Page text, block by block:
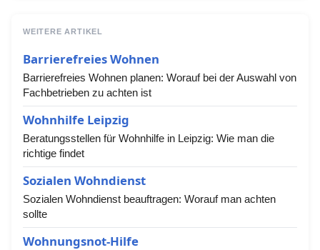
WEITERE ARTIKEL
Barrierefreies Wohnen
Barrierefreies Wohnen planen: Worauf bei der Auswahl von
Fachbetrieben zu achten ist
Wohnhilfe Leipzig
Beratungsstellen für Wohnhilfe in Leipzig: Wie man die
richtige findet
Sozialen Wohndienst
Sozialen Wohndienst beauftragen: Worauf man achten
sollte
Wohnungsnot-Hilfe